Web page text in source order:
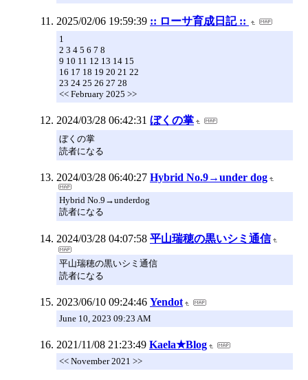
2025/02/06 19:59:39 :: ローサ育成日記 ::
1
2 3 4 5 6 7 8
9 10 11 12 13 14 15
16 17 18 19 20 21 22
23 24 25 26 27 28
<< February 2025 >>
2024/03/28 06:42:31 ぼくの掌
ぼくの掌
読者になる
2024/03/28 06:40:27 Hybrid No.9→under dog
Hybrid No.9→underdog
読者になる
2024/03/28 04:07:58 平山瑞穂の黒いシミ通信
平山瑞穂の黒いシミ通信
読者になる
2023/06/10 09:24:46 Yendot
June 10, 2023 09:23 AM
2021/11/08 21:23:49 Kaela★Blog
<< November 2021 >>